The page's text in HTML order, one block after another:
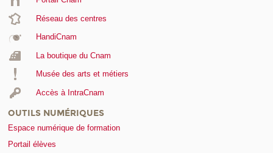
Réseau des centres
HandiCnam
La boutique du Cnam
Musée des arts et métiers
Accès à IntraCnam
OUTILS NUMÉRIQUES
Espace numérique de formation
Portail élèves